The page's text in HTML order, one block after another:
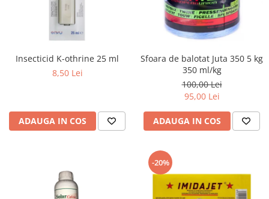
Insecticid K-othrine 25 ml
8,50 Lei
ADAUGA IN COS
Sfoara de balotat Juta 350 5 kg
350 ml/kg
100,00 Lei
95,00 Lei
ADAUGA IN COS
-20%